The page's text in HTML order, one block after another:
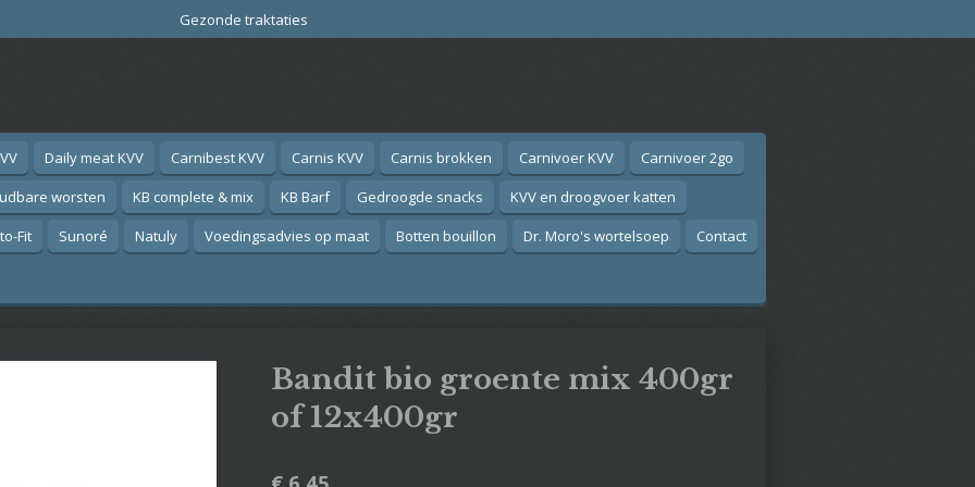
Gezonde traktaties
Daily meat KVV Carnibest KVV Carnis KVV Carnis brokken Carnivoer KVV
Carnivoer 2go
worsten KB complete & mix KB Barf Gedroogde snacks
KVV en droogvoer katten
Fit Sunoré Natuly Voedingsadvies op maat Botten bouillon Dr. Moro's wortelsoep Contact
Bandit bio groente mix 400gr
of 12x400gr